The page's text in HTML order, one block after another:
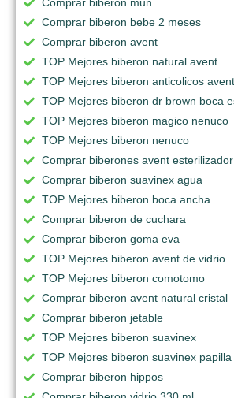
Comprar biberon bebe 2 meses
Comprar biberon avent
TOP Mejores biberon natural avent
TOP Mejores biberon anticolicos avent
TOP Mejores biberon dr brown boca
TOP Mejores biberon magico nenuco
TOP Mejores biberon nenuco
Comprar biberones avent esterilizador
Comprar biberon suavinex agua
TOP Mejores biberon boca ancha
Comprar biberon de cuchara
Comprar biberon goma eva
TOP Mejores biberon avent de vidrio
TOP Mejores biberon comotomo
Comprar biberon avent natural cristal
Comprar biberon jetable
TOP Mejores biberon suavinex
TOP Mejores biberon suavinex papilla
Comprar biberon hippos